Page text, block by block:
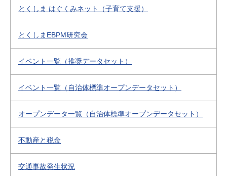
とくしま はぐくみネット（子育て支援）
とくしまEBPM研究会
イベント一覧（推奨データセット）
イベント一覧（自治体標準オープンデータセット）
オープンデータ一覧（自治体標準オープンデータセット）
不動産と税金
交通事故発生状況